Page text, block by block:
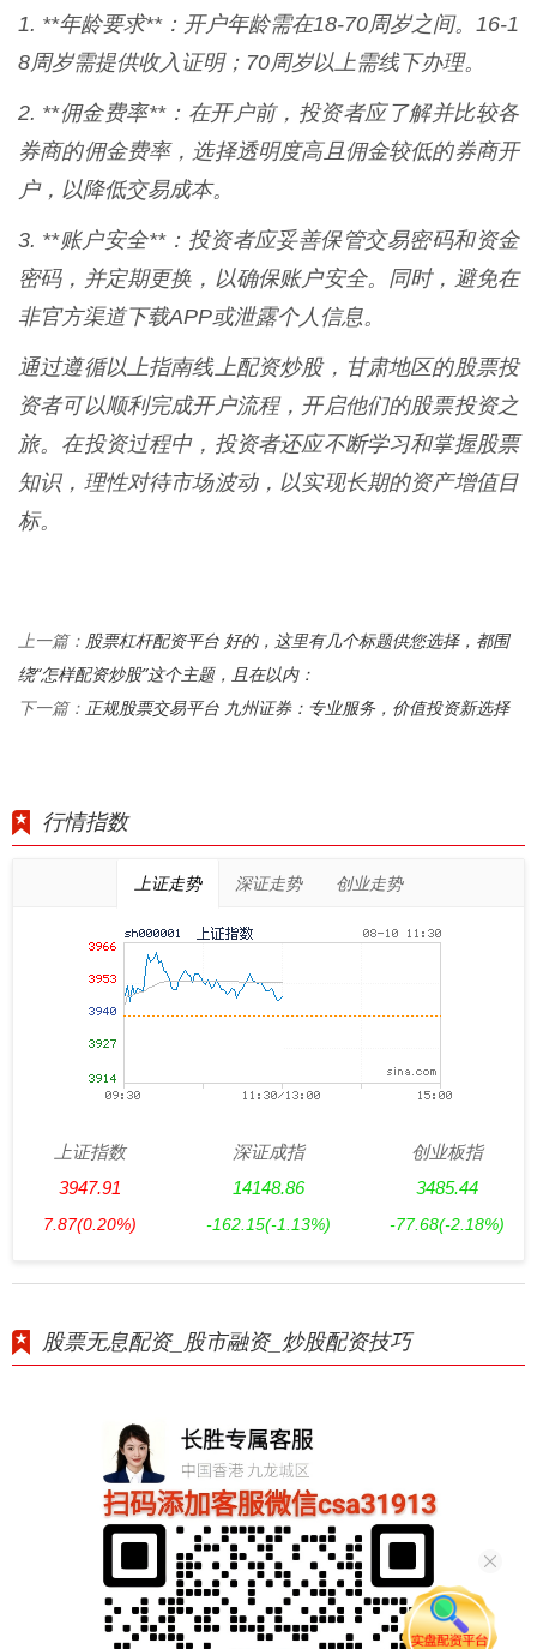
1. **年龄要求**：开户年龄需在18-70周岁之间。16-1
8周岁需提供收入证明；70周岁以上需线下办理。
2. **佣金费率**：在开户前，投资者应了解并比较各
券商的佣金费率，选择透明度高且佣金较低的券商开
户，以降低交易成本。
3. **账户安全**：投资者应妥善保管交易密码和资金
密码，并定期更换，以确保账户安全。同时，避免在
非官方渠道下载APP或泄露个人信息。
通过遵循以上指南线上配资炒股，甘肃地区的股票投
资者可以顺利完成开户流程，开启他们的股票投资之
旅。在投资过程中，投资者还应不断学习和掌握股票
知识，理性对待市场波动，以实现长期的资产增值目
标。
上一篇： 股票杠杆配资平台 好的，这里有几个标题供您选择，都围
绕“怎样配资炒股”这个主题，且在以内：
下一篇： 正规股票交易平台 九州证券：专业服务，价值投资新选择
行情指数
上证走势 深证走势 创业走势
上证指数
3947.91
7.87(0.20%)
深证成指
14148.86
-162.15(-1.13%)
创业板指
3485.44
-77.68(-2.18%)
股票无息配资_股市融资_炒股配资技巧